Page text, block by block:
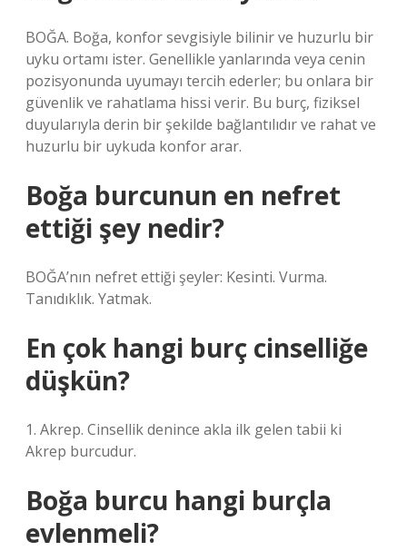
BOĞA. Boğa, konfor sevgisiyle bilinir ve huzurlu bir
uyku ortamı ister. Genellikle yanlarında veya cenin
pozisyonunda uyumayı tercih ederler; bu onlara bir
güvenlik ve rahatlama hissi verir. Bu burç, fiziksel
duyularıyla derin bir şekilde bağlantılıdır ve rahat ve
huzurlu bir uykuda konfor arar.
Boğa burcunun en nefret
ettiği şey nedir?
BOĞA’nın nefret ettiği şeyler: Kesinti. Vurma.
Tanıdıklık. Yatmak.
En çok hangi burç cinselliğe
düşkün?
1. Akrep. Cinsellik denince akla ilk gelen tabii ki
Akrep burcudur.
Boğa burcu hangi burçla
evlenmeli?